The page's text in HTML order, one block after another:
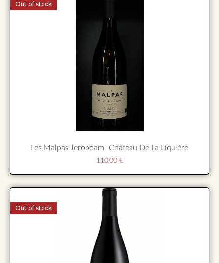
Out of stock
Les Malpas Jeroboam- Château De La Liquière
110,00 €
Out of stock